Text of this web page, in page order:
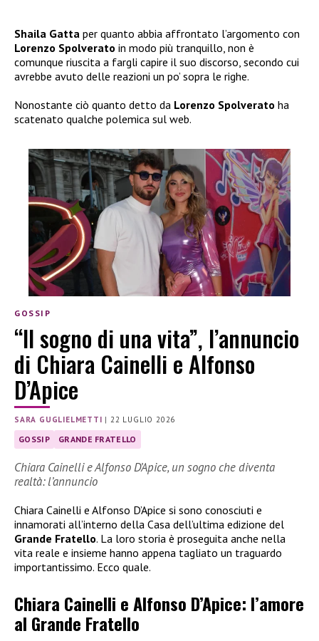
Shaila Gatta per quanto abbia affrontato l’argomento con
Lorenzo Spolverato in modo più tranquillo, non è
comunque riuscita a fargli capire il suo discorso, secondo cui
avrebbe avuto delle reazioni un po’ sopra le righe.
Nonostante ciò quanto detto da Lorenzo Spolverato ha
scatenato qualche polemica sul web.
GOSSIP
“Il sogno di una vita”, l’annuncio
di Chiara Cainelli e Alfonso
D’Apice
SARA GUGLIELMETTI | 22 LUGLIO 2026
GOSSIP GRANDE FRATELLO
Chiara Cainelli e Alfonso D’Apice, un sogno che diventa
realtà: l’annuncio
Chiara Cainelli e Alfonso D’Apice si sono conosciuti e
innamorati all’interno della Casa dell’ultima edizione del
Grande Fratello. La loro storia è proseguita anche nella
vita reale e insieme hanno appena tagliato un traguardo
importantissimo. Ecco quale.
Chiara Cainelli e Alfonso D’Apice: l’amore
al Grande Fratello